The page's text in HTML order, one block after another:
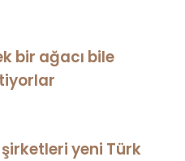
bir ağacı bile
yeni Türk